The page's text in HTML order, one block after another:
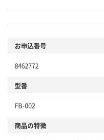
お申込番号
8462772
型番
FB-002
商品の特徴